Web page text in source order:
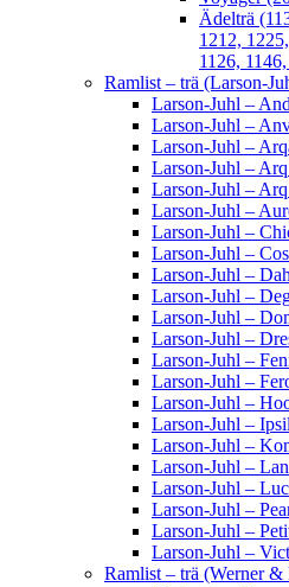
Ädelträ
1212,
1126,
Ramlist – trä (Larson-
Larson-Juhl –
Larson-Juhl –
Larson-Juhl –
Larson-Juhl –
Larson-Juhl –
Larson-Juhl –
Larson-Juhl –
Larson-Juhl –
Larson-Juhl –
Larson-Juhl –
Larson-Juhl –
Larson-Juhl –
Larson-Juhl –
Larson-Juhl –
Larson-Juhl –
Larson-Juhl –
Larson-Juhl –
Larson-Juhl –
Larson-Juhl –
Larson-Juhl –
Larson-Juhl –
Larson-Juhl –
Ramlist – trä (Werner &